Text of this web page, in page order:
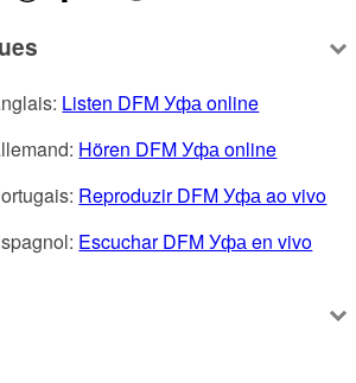
Listen DFM Уфа online
Hören DFM Уфа online
Reproduzir DFM Уфа ao vivo
Escuchar DFM Уфа en vivo